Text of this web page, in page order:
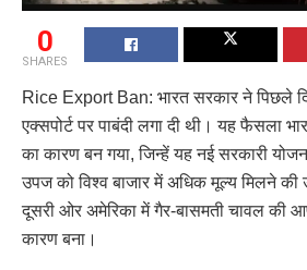
0
SHARES
Rice Export Ban: भारत सरकार ने पिछले
एक्सपोर्ट पर पाबंदी लगा दी थी। यह फैसला
का कारण बन गया, जिन्हें यह नई सरकारी
उपज को विश्व बाजार में अधिक मूल्य मिलने की
दूसरी ओर अमेरिका में गैर-बासमती चावल की
कारण बना।